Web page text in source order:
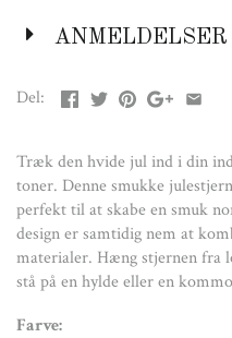
Tørres
ANMELDELSER
Del:
Træk den hvide jul ind i din
toner. Denne smukke
perfekt til at skabe en smuk
design er samtidig nem at
materialer. Hæng stjernen fra
stå på en hylde eller en
Farve: